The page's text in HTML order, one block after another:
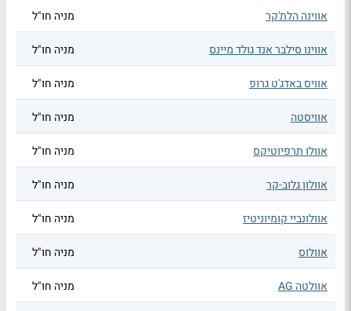
אווינה הלת'קר מניה חו"ל
אווינו סילבר אנד גולד מיינס מניה חו"ל
אוויס באדג'ט גרופ מניה חו"ל
אוויסטה מניה חו"ל
אוולו תרפיוטיקס מניה חו"ל
אוולון גלוב-קר מניה חו"ל
אוולונביי קומיוניטיז מניה חו"ל
אוולוס מניה חו"ל
אוולטה AG מניה חו"ל